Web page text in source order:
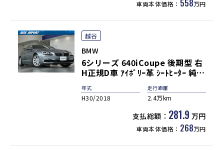
車両本体価格： 558万円
越谷
BMW
6シリーズ 640iCoupe 後期型 右
H正規D車 ｱｲﾎﾞﾘｰ革 ｼｰﾄﾋｰﾀｰ 純正
HDDﾅﾋﾞ地ﾃﾞｼﾞﾊﾞｯｸｶﾒﾗ＆PDC
LCW Dｱｼｽﾄﾌﾟﾗｽ＆ｲﾝﾃﾘｼﾞｪﾝﾄｾｰﾌﾃ
ｨ LEDﾍｯﾄﾞﾗｲﾄ 純正18ｲﾝﾁAW 禁
年式
H30/2018
走行距離
2.4万km
支払総額： 281.9 万円
車両本体価格： 268万円